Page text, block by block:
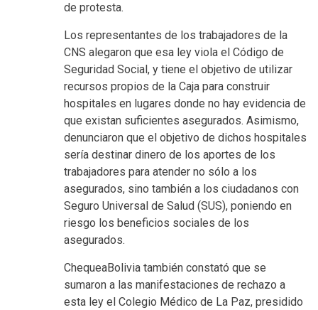
de protesta.
Los representantes de los trabajadores de la
CNS alegaron que esa ley viola el Código de
Seguridad Social, y tiene el objetivo de utilizar
recursos propios de la Caja para construir
hospitales en lugares donde no hay evidencia de
que existan suficientes asegurados. Asimismo,
denunciaron que el objetivo de dichos hospitales
sería destinar dinero de los aportes de los
trabajadores para atender no sólo a los
asegurados, sino también a los ciudadanos con
Seguro Universal de Salud (SUS), poniendo en
riesgo los beneficios sociales de los
asegurados.
ChequeaBolivia también constató que se
sumaron a las manifestaciones de rechazo a
esta ley el Colegio Médico de La Paz, presidido